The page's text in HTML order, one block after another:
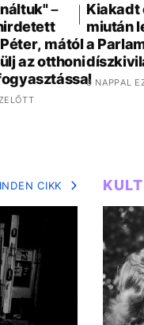
–
mától
az otthoni
Kiakadt
miután
a
3 NAPPAL
CIKK